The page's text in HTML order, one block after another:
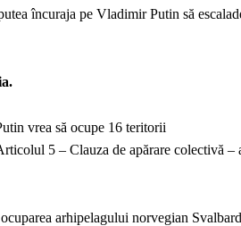
încuraja pe Vladimir Putin să
vrea să ocupe 16 teritorii
5 – Clauza de apărare colectivă
arhipelagului norvegian